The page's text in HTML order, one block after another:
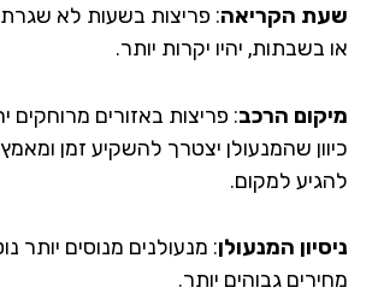
הקריאה: פריצות בשעות לא שגרתיות,
בשבתות, יהיו יקרות יותר.
הרכב: פריצות באזורים מרוחקים יהיו
שהמנעולן יצטרך להשקיע זמן ומאמץ
למקום.
המנעולן: מנעולנים מנוסים יותר נוטים
גבוהים יותר.